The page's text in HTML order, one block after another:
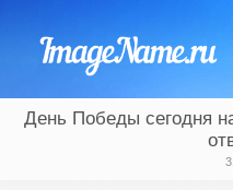
День Победы сегодня